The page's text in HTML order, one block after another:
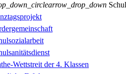
arrow_drop_down
Wettstreit der 4. Klassen